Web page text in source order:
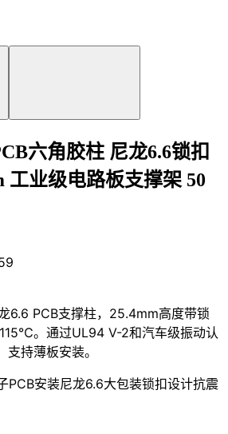
六角胶柱 尼龙6.6锁扣
工业级电路板支撑架 50
6.6 PCB支撑柱，25.4mm高度带锁
。通过UL94 V-2和汽车级振动认
持薄板安装。
PCB安装尼龙6.6大包装锁扣设计抗震